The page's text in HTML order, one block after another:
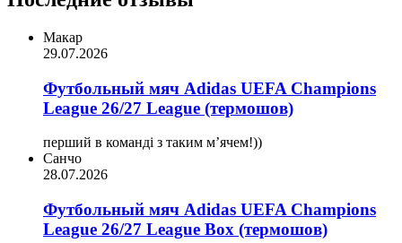
Макар
29.07.2026
Футбольный мяч Adidas UEFA Champions
League 26/27 League (термошов)
перший в команді з таким мʼячем!))
Санчо
28.07.2026
Футбольный мяч Adidas UEFA Champions
League 26/27 League Box (термошов)